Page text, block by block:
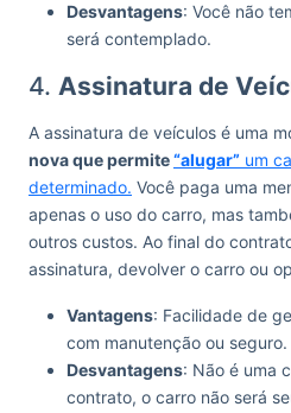
Desvantagens: Você não
será contemplado.
4. Assinatura de
A assinatura de veículos é uma
nova que permite“alugar” um
determinado. Você paga uma
apenas o uso do carro, mas
outros custos. Ao final do
assinatura, devolver o carro ou
Vantagens: Facilidade de
com manutenção ou seguro.
Desvantagens: Não é uma
contrato, o carro não será